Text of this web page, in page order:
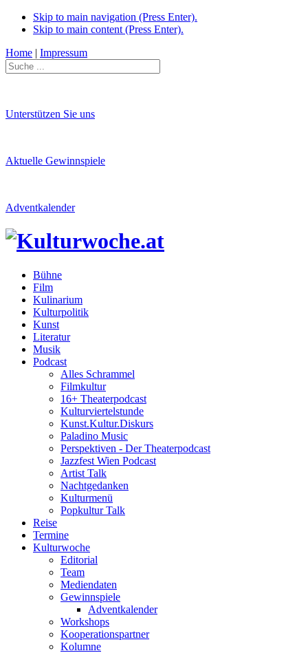
Skip to main navigation (Press Enter).
Skip to main content (Press Enter).
Home | Impressum
Unterstützen Sie uns
Aktuelle Gewinnspiele
Adventkalender
Bühne
Film
Kulinarium
Kulturpolitik
Kunst
Literatur
Musik
Podcast
Alles Schrammel
Filmkultur
16+ Theaterpodcast
Kulturviertelstunde
Kunst.Kultur.Diskurs
Paladino Music
Perspektiven - Der Theaterpodcast
Jazzfest Wien Podcast
Artist Talk
Nachtgedanken
Kulturmenü
Popkultur Talk
Reise
Termine
Kulturwoche
Editorial
Team
Mediendaten
Gewinnspiele
Adventkalender
Workshops
Kooperationspartner
Kolumne